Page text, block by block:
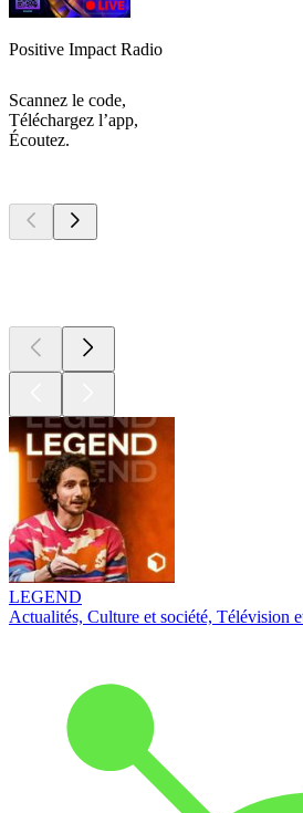
Positive Impact Radio
Scannez le code,
Téléchargez l’app,
Écoutez.
LEGEND
Actualités, Culture et société, Télévision